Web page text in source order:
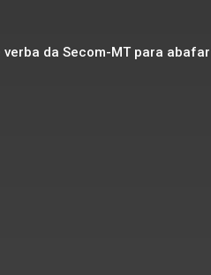
da Secom-MT para abafar